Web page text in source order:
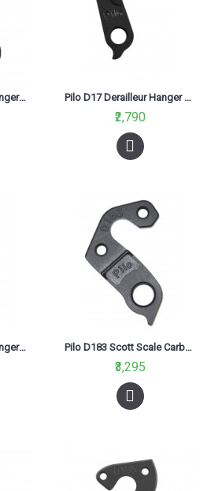
Pilo D147 Derailleur Hanger For Bh, Gt Black Pilo D17 Derailleur Hanger For Specialized, Winora
₹2,790
Pilo D171 Derailleur Hanger For Canyon 16 Pilo D183 Scott Scale Carbon Derailleur Hanger Black
₹3,295